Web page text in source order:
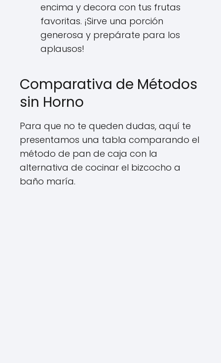
encima y decora con tus frutas
favoritas. ¡Sirve una porción
generosa y prepárate para los
aplausos!
Comparativa de Métodos
sin Horno
Para que no te queden dudas, aquí te
presentamos una tabla comparando el
método de pan de caja con la
alternativa de cocinar el bizcocho a
baño maría.